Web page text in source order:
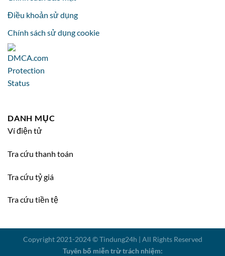
Điều khoản sử dụng
Chính sách sử dụng cookie
DANH MỤC
Ví điện tử
Tra cứu thanh toán
Tra cứu tỷ giá
Tra cứu tiền tệ
Copyright 2021-2024 © Tindung24h | All Rights Reserved
Tuyên bố miễn trừ trách nhiệm: